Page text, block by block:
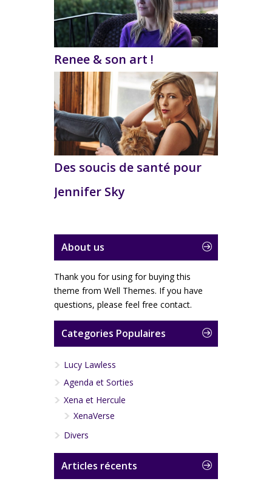
Renee & son art !
Des soucis de santé pour
Jennifer Sky
About us
Thank you for using for buying this
theme from Well Themes. If you have
questions, please feel free contact.
Categories Populaires
Lucy Lawless
Agenda et Sorties
Xena et Hercule
XenaVerse
Divers
Articles récents